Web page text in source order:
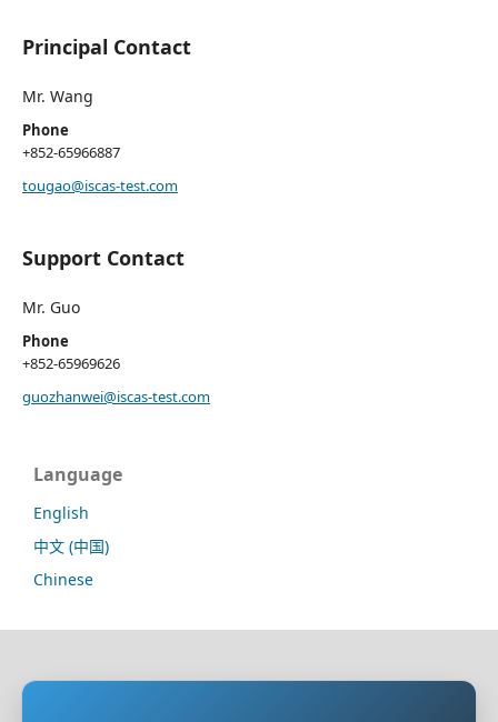
Principal Contact
Mr. Wang
Phone
+852-65966887
tougao@iscas-test.com
Support Contact
Mr. Guo
Phone
+852-65969626
guozhanwei@iscas-test.com
Language
English
中文 (中国)
Chinese